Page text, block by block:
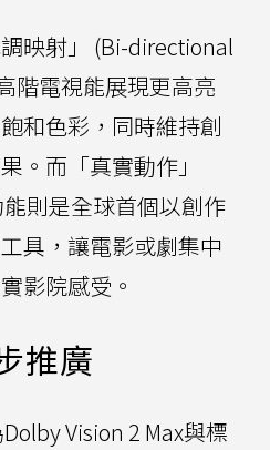
映射」 (Bi-directional
階電視能展現更高亮
和色彩，同時維持創
。而「真實動作」
則是全球首個以創作
具，讓電影或劇集中
影院感受。
推廣
Vision 2 Max與標